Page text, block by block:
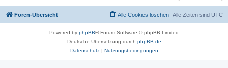
Foren-Übersicht Alle Zeiten sind UTC
Alle Cookies löschen
Powered by phpBB® Forum Software © phpBB Limited
Deutsche Übersetzung durch phpBB.de
Datenschutz| Nutzungsbedingungen